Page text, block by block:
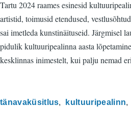
Tartu 2024 raames esinesid
artistid, toimusid etendused,
sai imetleda kunstinäituseid. Järgmisel
pidulik kultuuripealinna aasta
kesklinnas inimestelt, kui palju nemad
tänavaküsitlus kultuuripealinn